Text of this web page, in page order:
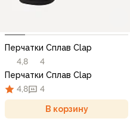
Перчатки Сплав Clap
4,8
4
Перчатки Сплав Clap
4,8
4
В корзину